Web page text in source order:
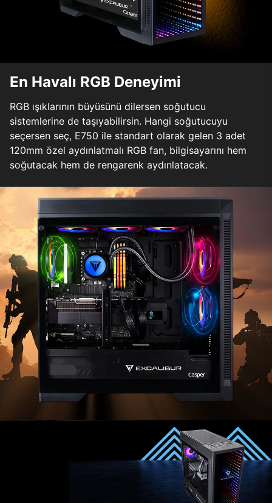
En Havalı RGB Deneyimi
RGB ışıklarının büyüsünü dilersen soğutucu
sistemlerine de taşıyabilirsin. Hangi soğutucuyu
seçersen seç, E750 ile standart olarak gelen 3 adet
120mm özel aydınlatmalı RGB fan, bilgisayarını hem
soğutacak hem de rengarenk aydınlatacak.